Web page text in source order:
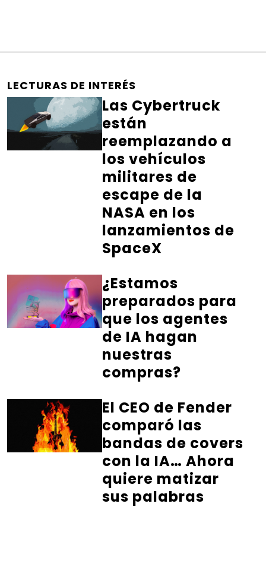
LECTURAS DE INTERÉS
Las Cybertruck
están
reemplazando a
los vehículos
militares de
escape de la
NASA en los
lanzamientos de
SpaceX
¿Estamos
preparados para
que los agentes
de IA hagan
nuestras
compras?
El CEO de Fender
comparó las
bandas de covers
con la IA… Ahora
quiere matizar
sus palabras